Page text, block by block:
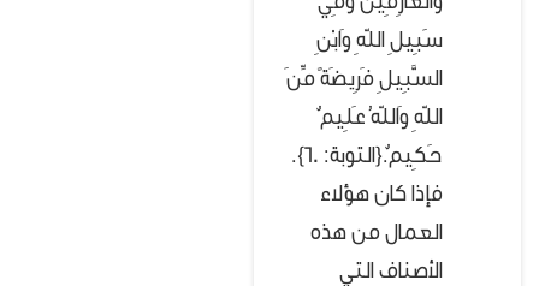
وَالْغَارِمِينَ وَفِي
سَبِيلِ اللّهِ وَابْنِ
السَّبِيلِ فَرِيضَةً مِّنَ
اللّهِ وَاللّهُ عَلِيمٌ
حَكِيمٌ.{التوبة: 60}.
فإذا كان هؤلاء
العمال من هذه
الأصناف التي